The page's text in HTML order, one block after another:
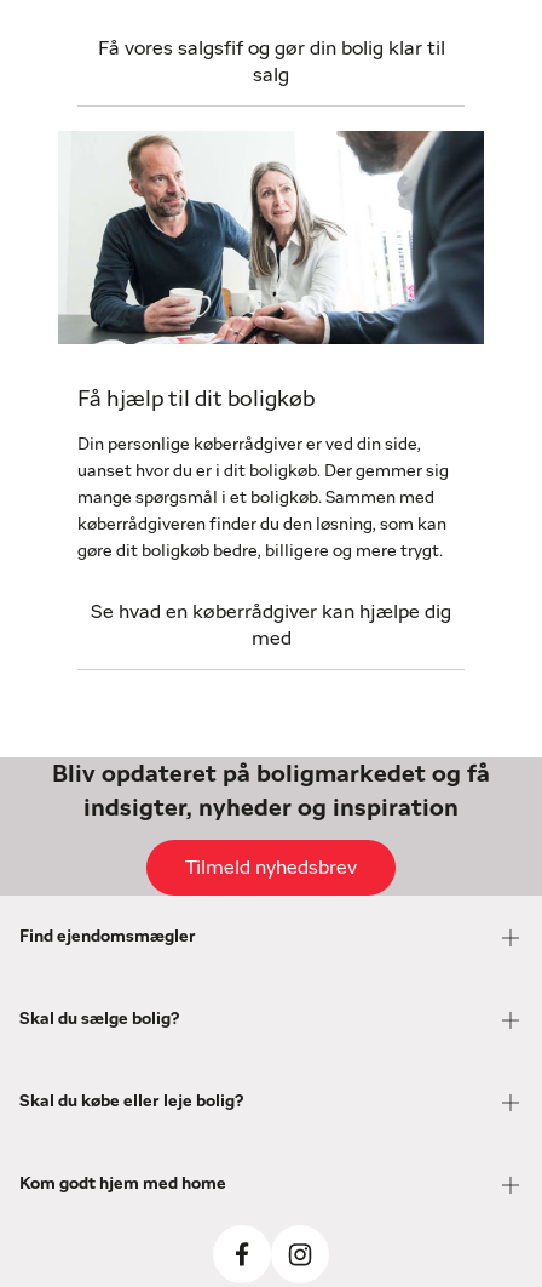
Få vores salgsfif og gør din bolig klar til
salg
Få hjælp til dit boligkøb
Din personlige køberrådgiver er ved din side,
uanset hvor du er i dit boligkøb. Der gemmer sig
mange spørgsmål i et boligkøb. Sammen med
køberrådgiveren finder du den løsning, som kan
gøre dit boligkøb bedre, billigere og mere trygt.
Se hvad en køberrådgiver kan hjælpe dig
med
Bliv opdateret på boligmarkedet og få
indsigter, nyheder og inspiration
Tilmeld nyhedsbrev
Find ejendomsmægler
Skal du sælge bolig?
Skal du købe eller leje bolig?
Kom godt hjem med home